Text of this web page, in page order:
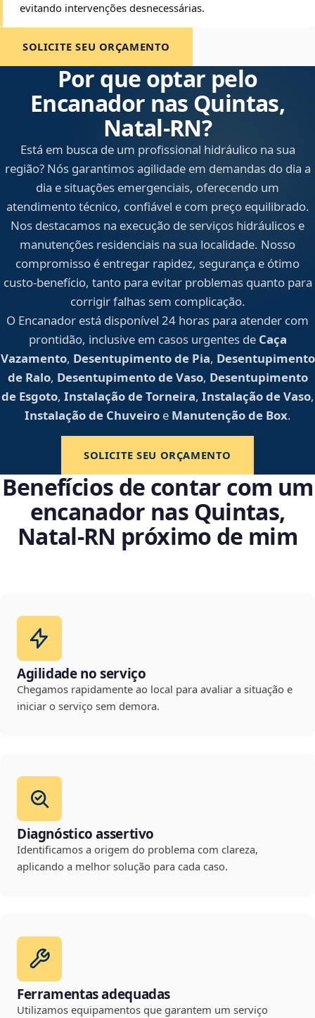
evitando intervenções desnecessárias.
SOLICITE SEU ORÇAMENTO
Por que optar pelo
Encanador nas Quintas,
Natal‑RN?
Está em busca de um profissional hidráulico na sua
região? Nós garantimos agilidade em demandas do dia a
dia e situações emergenciais, oferecendo um
atendimento técnico, confiável e com preço equilibrado.
Nos destacamos na execução de serviços hidráulicos e
manutenções residenciais na sua localidade. Nosso
compromisso é entregar rapidez, segurança e ótimo
custo-benefício, tanto para evitar problemas quanto para
corrigir falhas sem complicação.
O Encanador está disponível 24 horas para atender com
prontidão, inclusive em casos urgentes de Caça
Vazamento, Desentupimento de Pia, Desentupimento
de Ralo, Desentupimento de Vaso, Desentupimento
de Esgoto, Instalação de Torneira, Instalação de Vaso,
Instalação de Chuveiroe Manutenção de Box.
SOLICITE SEU ORÇAMENTO
Benefícios de contar com um
encanador nas Quintas,
Natal‑RN próximo de mim
Agilidade no serviço
Chegamos rapidamente ao local para avaliar a situação e
iniciar o serviço sem demora.
Diagnóstico assertivo
Identificamos a origem do problema com clareza,
aplicando a melhor solução para cada caso.
Ferramentas adequadas
Utilizamos equipamentos que garantem um serviço